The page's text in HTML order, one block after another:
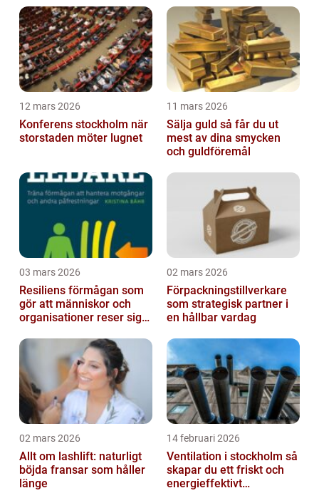
12 mars 2026
Konferens stockholm när
storstaden möter lugnet
11 mars 2026
Sälja guld så får du ut
mest av dina smycken
och guldföremål
03 mars 2026
Resiliens förmågan som
gör att människor och
organisationer reser sig
02 mars 2026
Förpackningstillverkare
som strategisk partner i
en hållbar vardag
02 mars 2026
Allt om lashlift: naturligt
böjda fransar som håller
länge
14 februari 2026
Ventilation i stockholm så
skapar du ett friskt och
energieffektivt